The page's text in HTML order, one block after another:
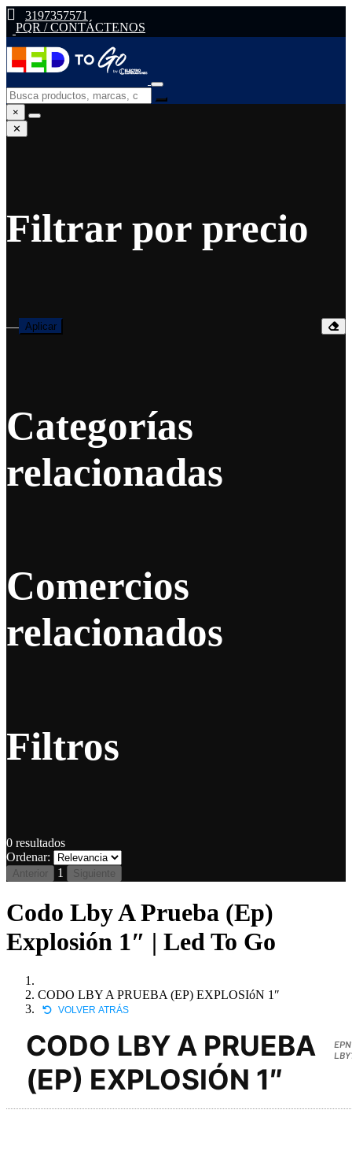
3197357571
PQR / CONTÁCTENOS
×
✕
Filtrar por precio
— Aplicar
Categorías
relacionadas
Comercios
relacionados
Filtros
0 resultados
Ordenar:
Anterior 1 Siguiente
Codo Lby A Prueba (Ep)
Explosión 1″ | Led To Go
CODO LBY A PRUEBA (EP) EXPLOSIóN 1″
VOLVER ATRÁS
CODO LBY A PRUEBA
(EP) EXPLOSIÓN 1″